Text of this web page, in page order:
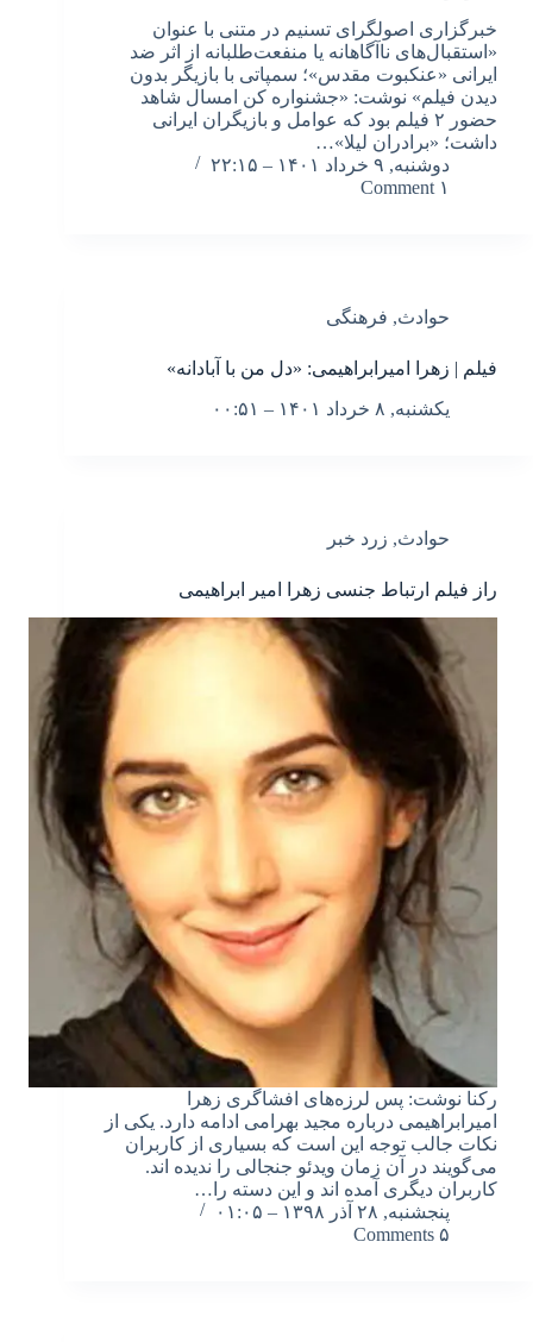
خبرگزاری اصولگرای تسنیم در متنی با عنوان
«استقبال‌های ناآگاهانه یا منفعت‌طلبانه از اثر ضد
ایرانی «عنکبوت مقدس»؛ سمپاتی با بازیگر بدون
دیدن فیلم» نوشت: «جشنواره کن امسال شاهد
حضور ۲ فیلم بود که عوامل و بازیگران ایرانی
داشت؛ «برادران لیلا»…
دوشنبه, ۹ خرداد ۱۴۰۱ – ۲۲:۱۵
۱ Comment
حوادث, فرهنگی
فیلم | زهرا امیرابراهیمی: «دل من با آبادانه»
یکشنبه, ۸ خرداد ۱۴۰۱ – ۰۰:۵۱
حوادث, زرد خبر
راز فیلم ارتباط جنسی زهرا امیر ابراهیمی
رکنا نوشت: پس لرزه‌های افشاگری زهرا
امیرابراهیمی درباره مجید بهرامی ادامه دارد. یکی از
نکات جالب توجه این است که بسیاری از کاربران
می‌گویند در آن زمان ویدئو جنجالی را ندیده اند.
کاربران دیگری آمده اند و این دسته را…
پنجشنبه, ۲۸ آذر ۱۳۹۸ – ۰۱:۰۵
۵ Comments